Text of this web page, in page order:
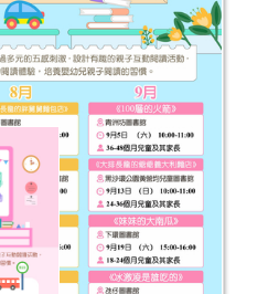
於一戶
名結束